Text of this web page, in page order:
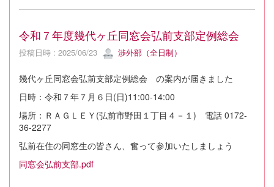
令和７年度幾代ヶ丘同窓会弘前支部定例総会
投稿日時 : 2025/06/23 渉外部（全日制）
幾代ヶ丘同窓会弘前支部定例総会 の案内が届きました
日時：令和７年７月６日(日)11:00-14:00
場所：ＲＡＧＬＥＹ(弘前市野田１丁目４－１) 電話 0172-
36-2277
弘前在住の同窓生の皆さん、奮って参加いたしましょう
同窓会弘前支部.pdf